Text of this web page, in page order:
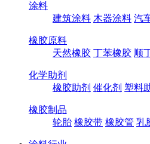
涂料
建筑涂料 木器涂料 汽
橡胶原料
天然橡胶 丁苯橡胶 顺
化学助剂
橡胶助剂 催化剂 塑料
橡胶制品
轮胎 橡胶带 橡胶管 乳